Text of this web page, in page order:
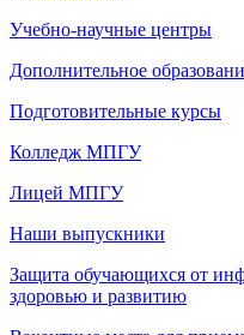
Учебно-научные центры
Дополнительное
Подготовительные курсы
Колледж МПГУ
Лицей МПГУ
Наши выпускники
Защита обучающихся от
здоровью и развитию